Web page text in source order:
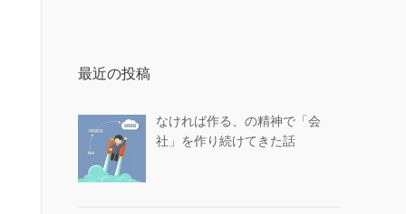
最近の投稿
なければ作る、の精神で「会
社」を作り続けてきた話